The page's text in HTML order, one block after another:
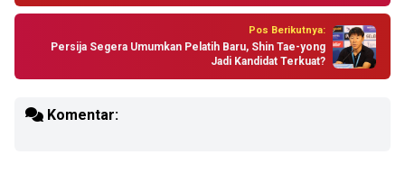
Pos Berikutnya:
Persija Segera Umumkan Pelatih Baru, Shin Tae-yong
Jadi Kandidat Terkuat?
Komentar: